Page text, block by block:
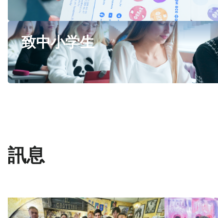
致中小学生
訊息